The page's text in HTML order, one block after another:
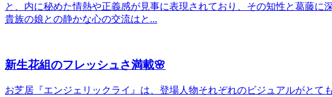
と、内に秘めた情熱や正義感が見事に表現されており、その知性と葛藤に
貴族の娘との静かな心の交流はと...
新生花組のフレッシュさ満載🌸
お芝居『エンジェリックライ』は、登場人物それぞれのビジュアルがとて